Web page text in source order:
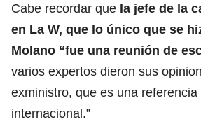
Cabe recordar que la jefe de la
en La W, que lo único que se
Molano “fue una reunión de
varios expertos dieron sus
exministro, que es una referencia
internacional.”